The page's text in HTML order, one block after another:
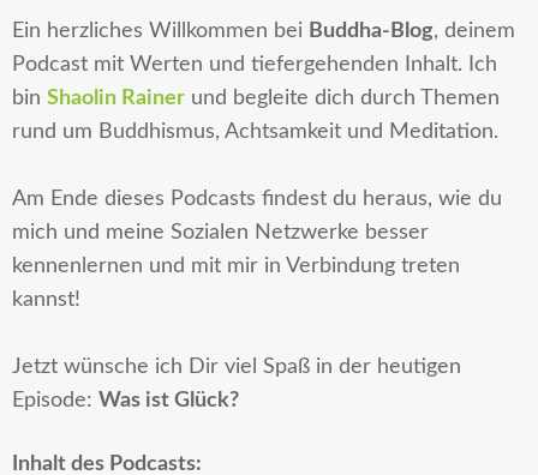
Ein herzliches Willkommen bei Buddha-Blog, deinem
Podcast mit Werten und tiefergehenden Inhalt. Ich
bin Shaolin Rainer und begleite dich durch Themen
rund um Buddhismus, Achtsamkeit und Meditation.
Am Ende dieses Podcasts findest du heraus, wie du
mich und meine Sozialen Netzwerke besser
kennenlernen und mit mir in Verbindung treten
kannst!
Jetzt wünsche ich Dir viel Spaß in der heutigen
Episode: Was ist Glück?
Inhalt des Podcasts: